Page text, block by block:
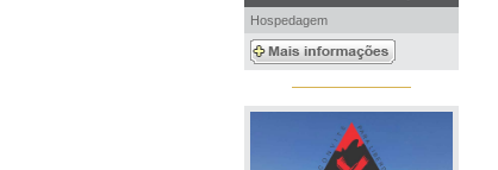
Hospedagem